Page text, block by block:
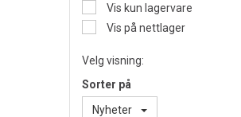
Vis kun lagervare
Vis på nettlager
Velg visning:
Sorter på
Nyheter